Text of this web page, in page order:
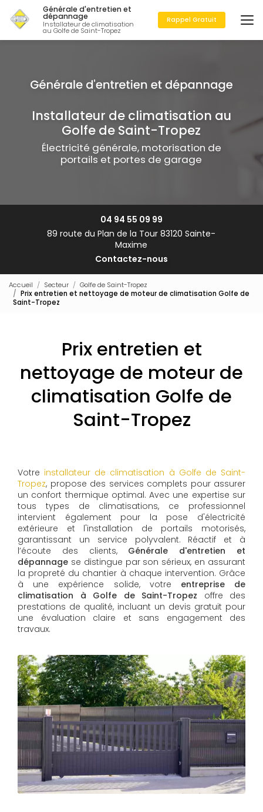
au
contenu
principal
Générale d'entretien et
dépannage
Installateur de climatisation
au Golfe de Saint-Tropez
Rappel Gratuit
Installateur de climatisation au
Golfe de Saint-Tropez
Électricité générale, motorisation de
portails et portes de garage
04 94 55 09 99
89 route du Plan de la Tour 83120 Sainte-
Maxime
Contactez-nous
Accueil Secteur
Golfe de Saint-Tropez
Prix entretien et nettoyage de moteur de climatisation Golfe de
Saint-Tropez
Prix entretien et
nettoyage de moteur de
climatisation Golfe de
Saint-Tropez
Votre installateur de climatisation à Golfe de Saint-
Tropez, propose des services complets pour assurer
un confort thermique optimal. Avec une expertise sur
tous types de climatisations, ce professionnel
intervient également pour la pose d'électricité
extérieure et l'installation de portails motorisés,
garantissant un service polyvalent. Réactif et à
l’écoute des clients, Générale d'entretien et
dépannage se distingue par son sérieux, en assurant
la propreté du chantier à chaque intervention. Grâce
à une expérience solide, votre entreprise de
climatisation à Golfe de Saint-Tropez offre des
prestations de qualité, incluant un devis gratuit pour
une évaluation claire et sans engagement des
travaux.